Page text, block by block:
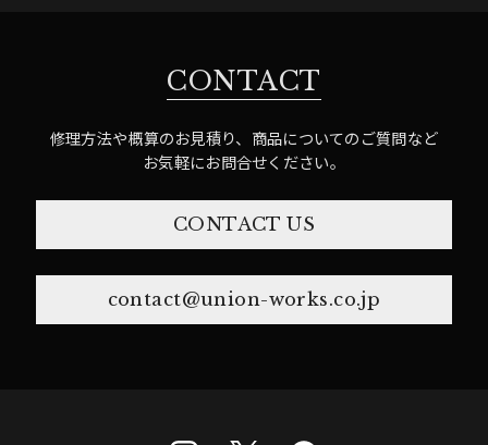
CONTACT
修理方法や概算のお見積り、商品についてのご質問など
お気軽にお問合せください。
CONTACT US
contact@union-works.co.jp